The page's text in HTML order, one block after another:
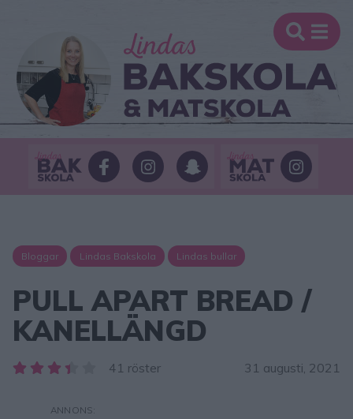
Bloggar Lindas Bakskola Lindas bullar
PULL APART BREAD /
KANELLÄNGD
41 röster 31 augusti, 2021